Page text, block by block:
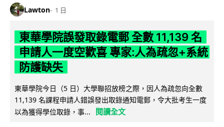
Lawton 1 日
東華學院誤發取錄電郵 全數 11,139 名
申請人一度空歡喜 專家:人為疏忽+系統
防護缺失
東華學院今日（5 日）大學聯招放榜之際，因人為疏忽向全數
11,139 名課程申請人錯誤發出取錄通知電郵，令大批考生一度
以為獲得學位取錄，事...
閱讀全文